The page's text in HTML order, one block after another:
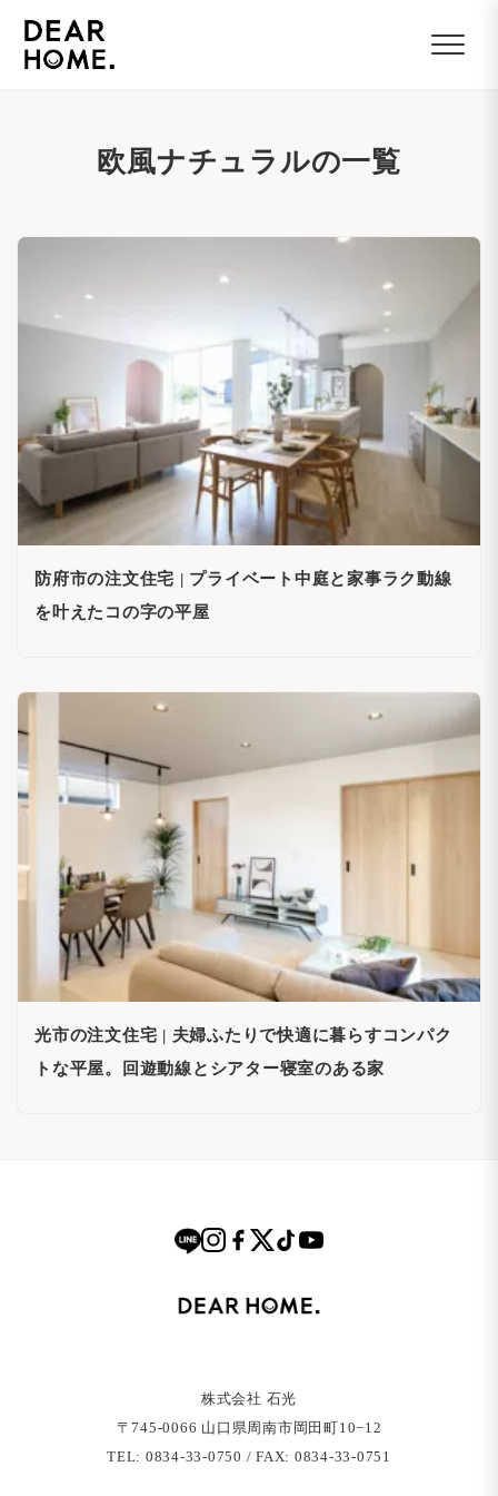
欧風ナチュラルの一覧
防府市の注文住宅 | プライベート中庭と家事ラク動線
を叶えたコの字の平屋
光市の注文住宅 | 夫婦ふたりで快適に暮らすコンパク
トな平屋。回遊動線とシアター寝室のある家
株式会社 石光
〒745-0066 ⼭⼝県周南市岡⽥町10−12
TEL: 0834-33-0750 / FAX: 0834-33-0751